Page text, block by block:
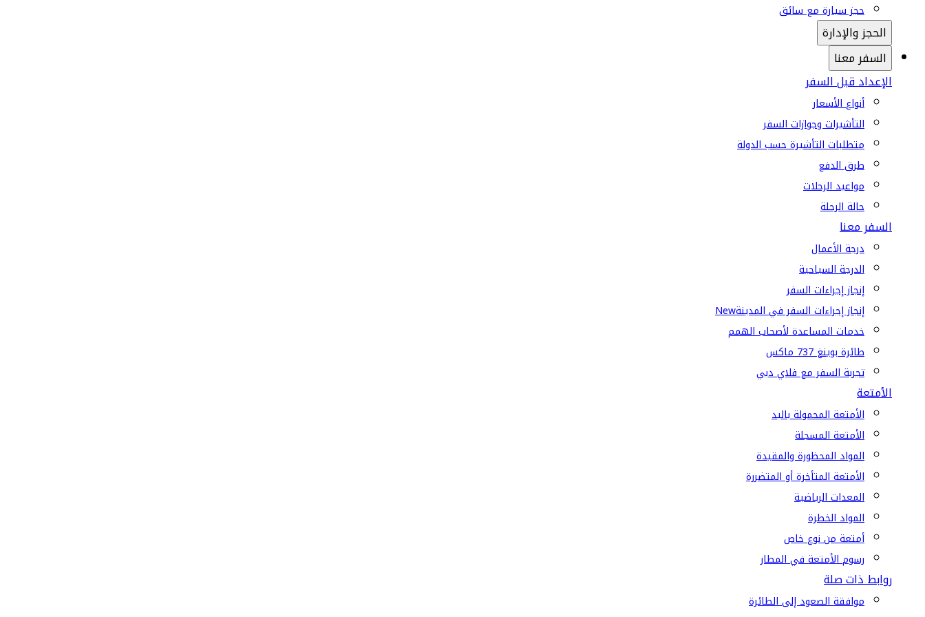
حجز سيارة مع سائق
الحجز والإدارة
السفر معنا
الإعداد قبل السفر
أنواع الأسعار
التأشيرات وجوازات السفر
متطلبات التأشيرة حسب الدولة
طرق الدفع
مواعيد الرحلات
حالة الرحلة
السفر معنا
درجة الأعمال
الدرجة السياحية
إنجاز إجراءات السفر
إنجاز إجراءات السفر في المدينةNew
خدمات المساعدة لأصحاب الهمم
طائرة بوينغ 737 ماكس
تجربة السفر مع فلاي دبي
الأمتعة
الأمتعة المحمولة باليد
الأمتعة المسجلة
المواد المحظورة والمقيدة
الأمتعة المتأخرة أو المتضررة
المعدات الرياضية
المواد الخطرة
أمتعة من نوع خاص
رسوم الأمتعة في المطار
روابط ذات صلة
موافقة الصعود إلى الطائرة